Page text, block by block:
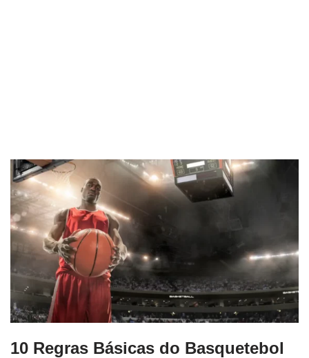
10 Regras Básicas do Basquetebol